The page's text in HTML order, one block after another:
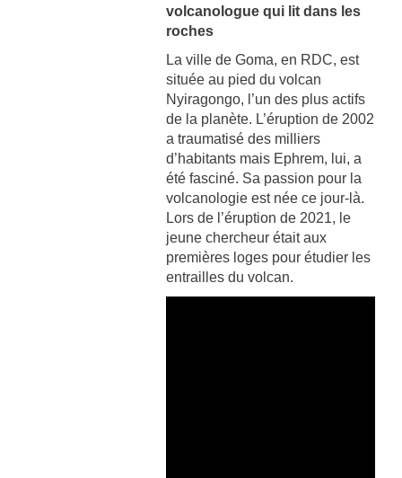
volcanologue qui lit dans les
roches
La ville de Goma, en RDC, est
située au pied du volcan
Nyiragongo, l’un des plus actifs
de la planète. L’éruption de 2002
a traumatisé des milliers
d’habitants mais Ephrem, lui, a
été fasciné. Sa passion pour la
volcanologie est née ce jour-là.
Lors de l’éruption de 2021, le
jeune chercheur était aux
premières loges pour étudier les
entrailles du volcan.